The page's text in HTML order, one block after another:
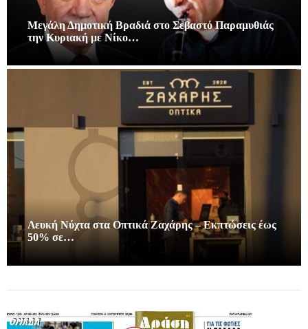
Μεγάλη Δημοτική Βραδιά στο Σεβαστό Παραμυθιάς
την Κυριακή με Νίκο…
Λευκή Νύχτα στα Οπτικά Ζαχάρης – Εκπτώσεις έως
50% σε…